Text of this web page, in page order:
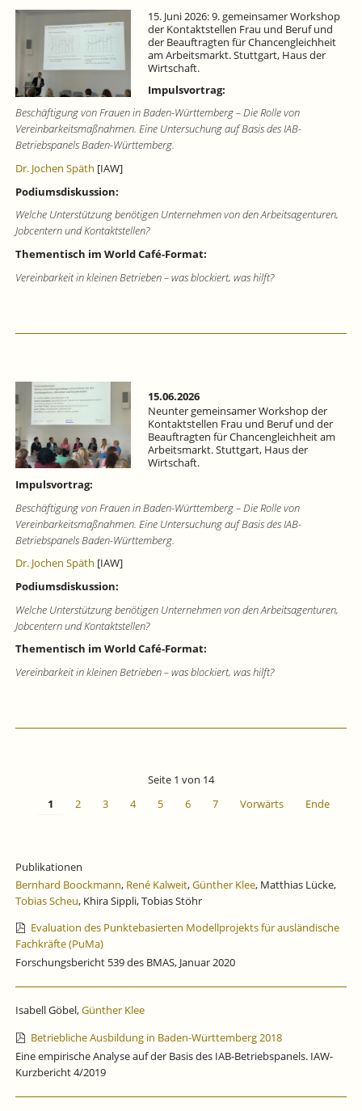
2026:
LEBENSZEICHEN
VON
KONJUNKTUR.
15. Juni 2026: 9. gemeinsamer Workshop
der Kontaktstellen Frau und Beruf und
der Beauftragten für Chancengleichheit
am Arbeitsmarkt. Stuttgart, Haus der
Wirtschaft.
Impulsvortrag:
Beschäftigung von Frauen in Baden-Württemberg – Die Rolle von
Vereinbarkeitsmaßnahmen. Eine Untersuchung auf Basis des IAB-
Betriebspanels Baden-Württemberg.
Dr. Jochen Späth [IAW]
Podiumsdiskussion:
Welche Unterstützung benötigen Unternehmen von den Arbeitsagenturen,
Jobcentern und Kontaktstellen?
Thementisch im World Café-Format:
Vereinbarkeit in kleinen Betrieben – was blockiert, was hilft?
15.06.2026
Neunter gemeinsamer Workshop der
Kontaktstellen Frau und Beruf und der
Beauftragten für Chancengleichheit am
Arbeitsmarkt. Stuttgart, Haus der
Wirtschaft.
Impulsvortrag:
Beschäftigung von Frauen in Baden-Württemberg – Die Rolle von
Vereinbarkeitsmaßnahmen. Eine Untersuchung auf Basis des IAB-
Betriebspanels Baden-Württemberg.
Dr. Jochen Späth [IAW]
Podiumsdiskussion:
Welche Unterstützung benötigen Unternehmen von den Arbeitsagenturen,
Jobcentern und Kontaktstellen?
Thementisch im World Café-Format:
Vereinbarkeit in kleinen Betrieben – was blockiert, was hilft?
Seite 1 von 14
1
2 3 4 5 6 7 Vorwärts Ende
Publikationen
Bernhard Boockmann, René Kalweit,Günther Klee, Matthias Lücke,
Tobias Scheu, Khira Sippli, Tobias Stöhr
Evaluation des Punktebasierten Modellprojekts für ausländische
Fachkräfte (PuMa)
Forschungsbericht 539 des BMAS, Januar 2020
Isabell Göbel,Günther Klee
Betriebliche Ausbildung in Baden-Württemberg 2018
Eine empirische Analyse auf der Basis des IAB-Betriebspanels. IAW-
Kurzbericht 4/2019